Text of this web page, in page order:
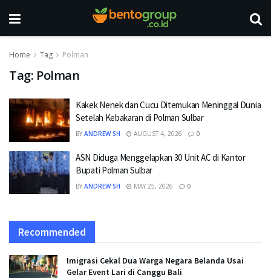
Home Tag Polman
Tag: Polman
Kakek Nenek dan Cucu Ditemukan Meninggal Dunia
Setelah Kebakaran di Polman Sulbar
BY ANDREW SH AUGUST 4, 2026 0
ASN Diduga Menggelapkan 30 Unit AC di Kantor
Bupati Polman Sulbar
BY ANDREW SH MAY 25, 2026 0
Recommended
Imigrasi Cekal Dua Warga Negara Belanda Usai
Gelar Event Lari di Canggu Bali